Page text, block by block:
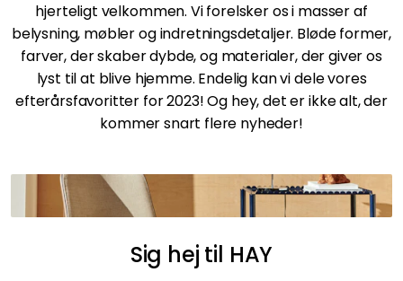
hjerteligt velkommen. Vi forelsker os i masser af
belysning, møbler og indretningsdetaljer. Bløde former,
farver, der skaber dybde, og materialer, der giver os
lyst til at blive hjemme. Endelig kan vi dele vores
efterårsfavoritter for 2023! Og hey, det er ikke alt, der
kommer snart flere nyheder!
Sig hej til HAY